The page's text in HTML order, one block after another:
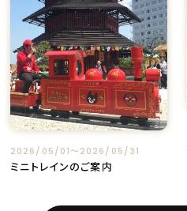
2026/05/01〜2026/05/31
ミニトレインのご案内